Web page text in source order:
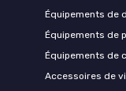
Équipements de
Équipements de
Équipements de
Accessoires de